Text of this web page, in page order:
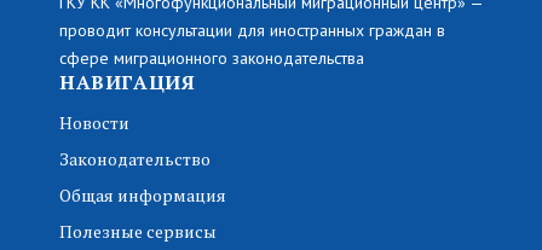
проводит консультации для иностранных граждан в
сфере миграционного законодательства
НАВИГАЦИЯ
Новости
Законодательство
Общая информация
Полезные сервисы